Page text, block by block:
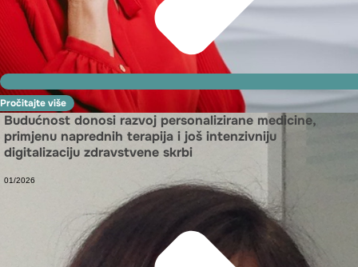
Pročitajte više
Budućnost donosi razvoj personalizirane medicine,
primjenu naprednih terapija i još intenzivniju
digitalizaciju zdravstvene skrbi
01/2026